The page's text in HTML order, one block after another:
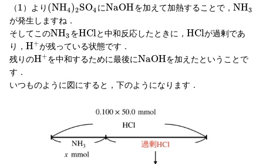
（1）より (NH4)2SO4 にNaOHを加えて加熱することで， NH3
が発生しますね．
そしてこのNH3 をHClと中和反応したときに， HClが過剰であ
り， H+が残っている状態です．
残りのH+を中和するために最後にNaOHを加えたということで
す．
いつものように図にすると，下のようになります．